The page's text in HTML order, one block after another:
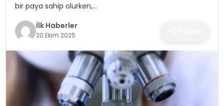
TEKNOLOJI
YAŞAM
bir paya sahip olurken,…
İlk Haberler
20 Ekim 2025